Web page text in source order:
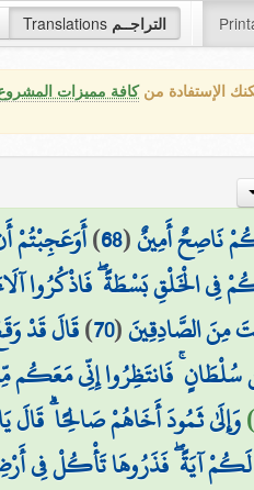
Translations التراجــم
الإستفادة منكافة مميزات
نَاصِحٌ أَمِينٌ(
68
)
فِي الْخَلْقِ بَسْطَةً ۖ فَاذْكُرُوا
مِنَ الصَّادِقِينَ(
70
)قَالَ قَدْ
سُلْطَانٍ ۚ فَانتَظِرُوا إِنِّي مَعَكُم
وَإِلَىٰ ثَمُودَ أَخَاهُمْ صَالِحًا
لَكُمْ آيَةً ۖ فَذَرُوهَا تَأْكُلْ فِي